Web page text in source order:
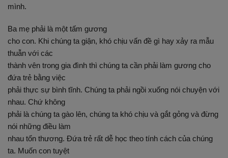
mình.
Ba mẹ phải là một tấm gương
cho con. Khi chúng ta giận, khó chịu vấn đề gì hay xảy ra mẫu
thuẫn với các
thành vên trong gia đình thì chúng ta cần phải làm gương cho
đứa trẻ bằng việc
phải thực sự bình tĩnh. Chúng ta phải ngồi xuống nói chuyện với
nhau. Chứ không
phải là chúng ta gào lên, chúng ta khó chịu và gắt gỏng và đừng
nói những điều làm
nhau tổn thương. Đứa trẻ rất dễ học theo tính cách của chúng
ta. Muốn con tuyệt